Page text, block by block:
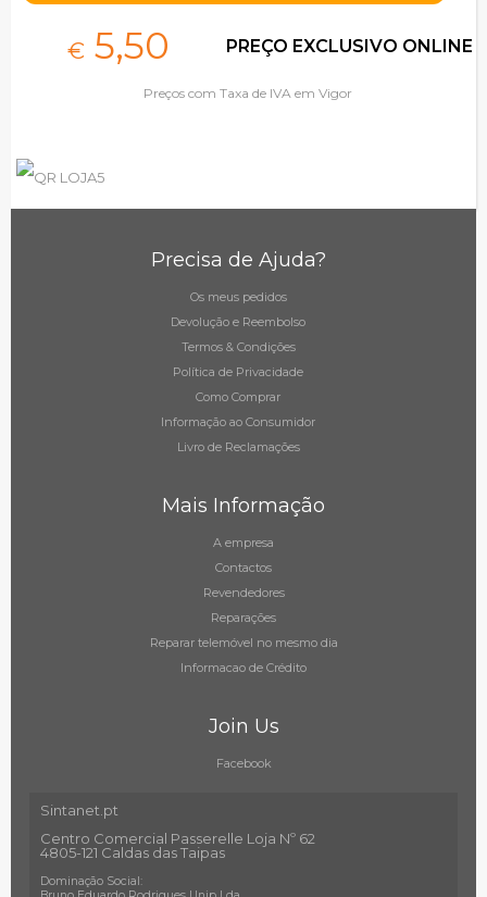
€ 5,50 PREÇO EXCLUSIVO ONLINE
Preços com Taxa de IVA em Vigor
Precisa de Ajuda?
Os meus pedidos
Devolução e Reembolso
Termos & Condições
Política de Privacidade
Como Comprar
Informação ao Consumidor
Livro de Reclamações
Mais Informação
A empresa
Contactos
Revendedores
Reparações
Reparar telemóvel no mesmo dia
Informacao de Crédito
Join Us
Facebook
Sintanet.pt
Centro Comercial Passerelle Loja Nº 62
4805-121 Caldas das Taipas
Dominação Social: